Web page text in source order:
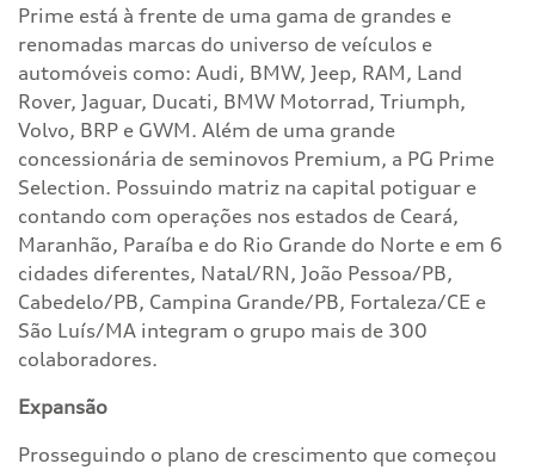
Prime está à frente de uma gama de grandes e
renomadas marcas do universo de veículos e
automóveis como: Audi, BMW, Jeep, RAM, Land
Rover, Jaguar, Ducati, BMW Motorrad, Triumph,
Volvo, BRP e GWM. Além de uma grande
concessionária de seminovos Premium, a PG Prime
Selection. Possuindo matriz na capital potiguar e
contando com operações nos estados de Ceará,
Maranhão, Paraíba e do Rio Grande do Norte e em 6
cidades diferentes, Natal/RN, João Pessoa/PB,
Cabedelo/PB, Campina Grande/PB, Fortaleza/CE e
São Luís/MA integram o grupo mais de 300
colaboradores.
Expansão
Prosseguindo o plano de crescimento que começou